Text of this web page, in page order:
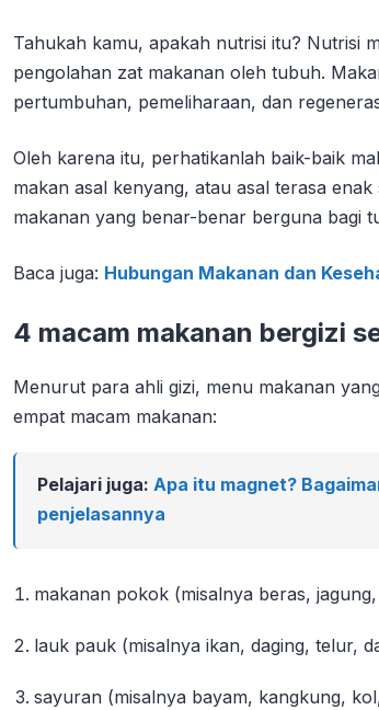
Tahukah kamu, apakah nutrisi itu? Nutrisi
pengolahan zat makanan oleh tubuh.
pertumbuhan, pemeliharaan, dan
Oleh karena itu, perhatikanlah baik-baik
makan asal kenyang, atau asal terasa
makanan yang benar-benar berguna bagi
Baca juga: Hubungan Makanan dan
4 macam makanan bergizi
Menurut para ahli gizi, menu makanan
empat macam makanan:
Pelajari juga: Apa itu magnet?
penjelasannya
makanan pokok (misalnya beras,
lauk pauk (misalnya ikan, daging, telur,
sayuran (misalnya bayam, kangkung,